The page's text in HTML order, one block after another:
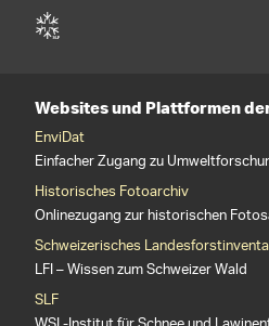
Websites und Plattformen
EnviDat
Einfacher Zugang zu
Historisches Fotoarchiv
Onlinezugang zur historischen
Schweizerisches
LFI – Wissen zum Schweizer Wald
SLF